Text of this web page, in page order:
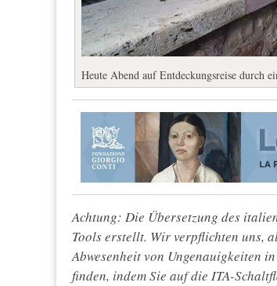
Heute Abend auf Entdeckungsreise durch
Achtung: Die Übersetzung des
Tools erstellt. Wir verpflichten uns,
Abwesenheit von Ungenauigkeiten
finden, indem Sie auf die ITA-